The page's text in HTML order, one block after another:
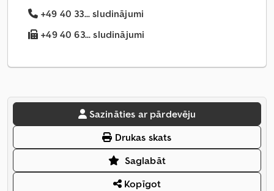
+49 40 33... sludinājumi
+49 40 63... sludinājumi
Sazināties ar pārdevēju
Drukas skats
Saglabāt
Kopīgot